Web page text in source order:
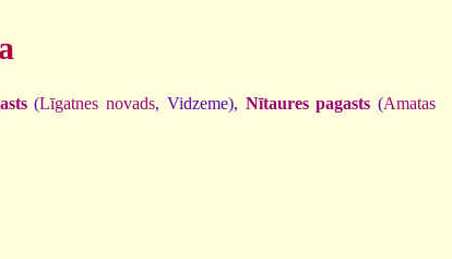
(Līgatnes novads, Vidzeme), Nītaures pagasts (Amatas